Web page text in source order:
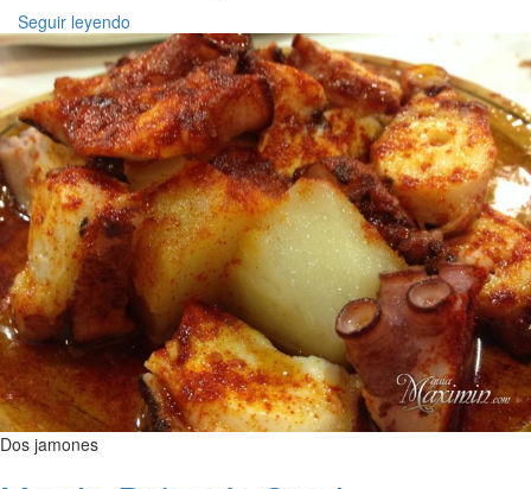
Seguir leyendo
Dos jamones